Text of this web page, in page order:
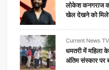
लोकेश कनगराज
खेल देखने को
Current News TV
धमतरी में महिला
अंतिम संस्कार पर